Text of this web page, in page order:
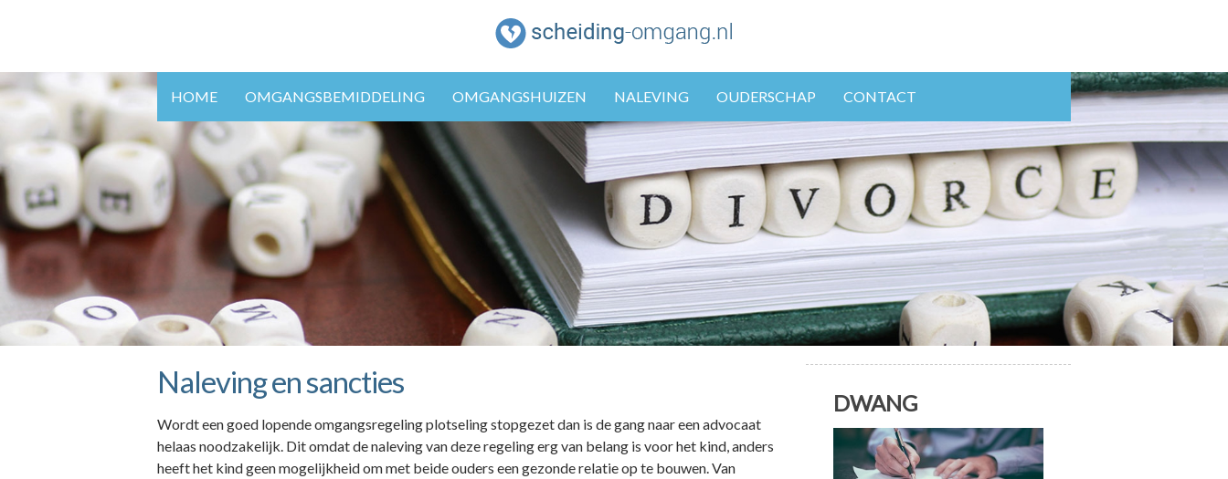
HOME OMGANGSBEMIDDELING OMGANGSHUIZEN NALEVING OUDERSCHAP CONTACT
Naleving en sancties
Wordt een goed lopende omgangsregeling plotseling stopgezet dan is de gang naar een advocaat
helaas noodzakelijk. Dit omdat de naleving van deze regeling erg van belang is voor het kind, anders
heeft het kind geen mogelijkheid om met beide ouders een gezonde relatie op te bouwen. Van
DWANG